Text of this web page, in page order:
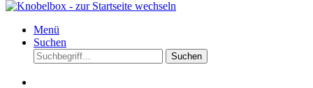
Menü
Suchen
Suchen